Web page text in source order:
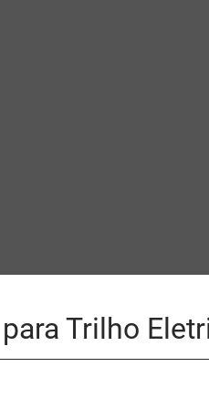
Trilho